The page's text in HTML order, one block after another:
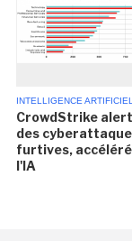
INTELLIGENCE
CrowdStrike
des
furtives,
l'IA